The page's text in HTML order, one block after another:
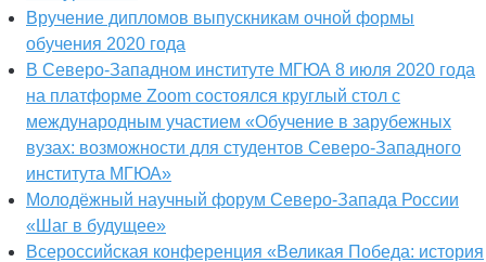
Вручение дипломов выпускникам очной формы
обучения 2020 года
В Северо-Западном институте МГЮА 8 июля 2020 года
на платформе Zoom состоялся круглый стол с
международным участием «Обучение в зарубежных
вузах: возможности для студентов Северо-Западного
института МГЮА»
Молодёжный научный форум Северо-Запада России
«Шаг в будущее»
Всероссийская конференция «Великая Победа: история